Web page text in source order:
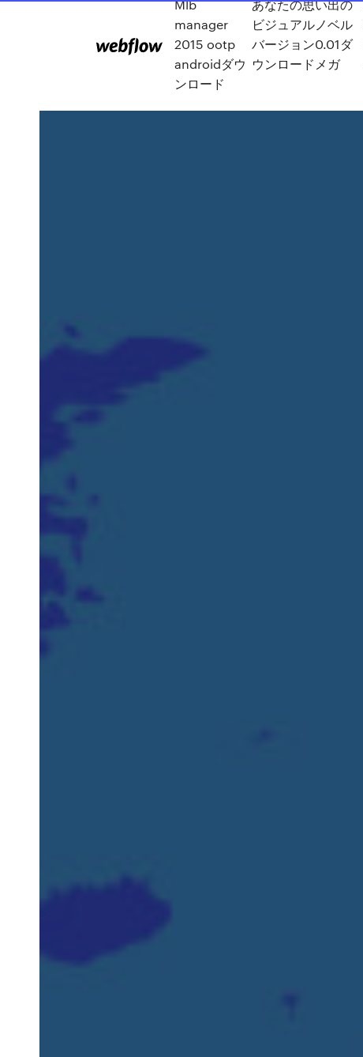
Mlb
manager
2015 ootp
androidダウ
ンロード
あなたの思い出の
ビジュアルノベル
バージョン0.01ダ
ウンロードメガ